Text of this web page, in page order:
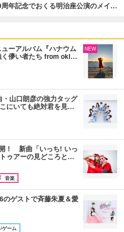
年記念でおくる明治座公演のメイ…
ーアルバム『ハナウム
儚い者たち from oki…
NEW
山口朗彦の強力タッグ
にいても絶対君を見…
！ 新曲「いっち! いっ
ゥアーの見どころと…
音楽
ゲストで斉藤朱夏＆愛
ゲーム